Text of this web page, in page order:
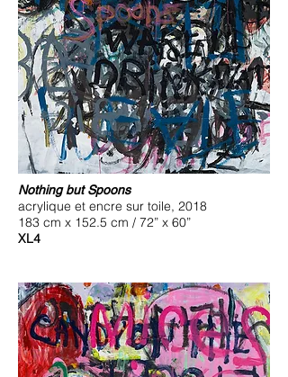
Nothing but Spoons
acrylique et encre sur toile, 2018
183 cm x 152.5 cm / 72” x 60”
XL4